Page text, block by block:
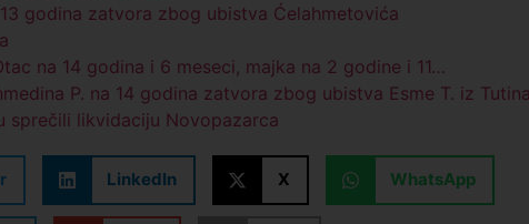
godina zatvora zbog ubistva Ćelahmetovića
na 14 godina i 6 meseci, majka na 2 godine i 11…
P. na 14 godina zatvora zbog ubistva Esme T. iz
sprečili likvidaciju Novopazarca
LinkedIn X WhatsApp